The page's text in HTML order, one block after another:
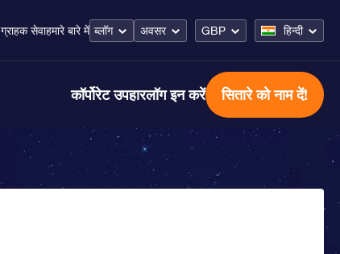
ग्राहक सेवाहमारे बारे में ब्लॉग अवसर GBP हिन्दी
कॉर्पोरेट उपहारलॉग इन करें सितारे को नाम दें!